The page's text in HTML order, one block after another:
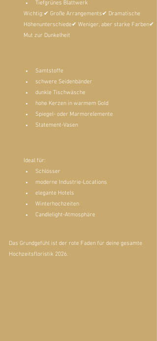
Tiefgrünes Blattwerk
Wichtig:✔ Große Arrangements✔ Dramatische
Höhenunterschiede✔ Weniger, aber starke Farben✔
Mut zur Dunkelheit
Samtstoffe
schwere Seidenbänder
dunkle Tischwäsche
hohe Kerzen in warmem Gold
Spiegel- oder Marmorelemente
Statement-Vasen
Ideal für:
Schlösser
moderne Industrie-Locations
elegante Hotels
Winterhochzeiten
Candlelight-Atmosphäre
Das Grundgefühl ist der rote Faden für deine gesamte
Hochzeitsfloristik 2026.